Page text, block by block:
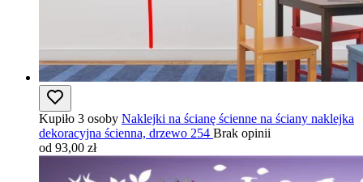
Kupiło 3 osoby Naklejki na ścianę ścienne na ściany naklejka
dekoracyjna ścienna, drzewo 254 Brak opinii
od 93,00 zł